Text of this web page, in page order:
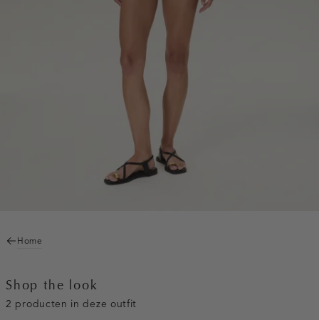
Home
Shop the look
2 producten in deze outfit